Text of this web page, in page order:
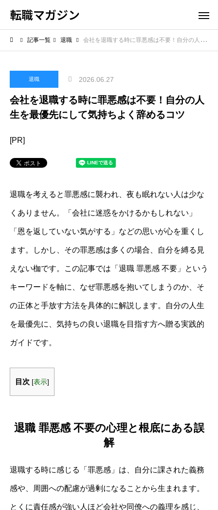
転職マガジン
記事一覧 退職 会社を退職する時に罪悪感は不要！自分の人生を最優先にして気持ちよく辞めるコツ
退職 2026.06.27
会社を退職する時に罪悪感は不要！自分の人
生を最優先にして気持ちよく辞めるコツ
[PR]
退職を考えると罪悪感に襲われ、夜も眠れない人は少な
くありません。「会社に迷惑をかけるかもしれない」
「恩を返していない気がする」などの思いが心を重くし
ます。しかし、その罪悪感は多くの場合、自分を縛る見
えない枷です。この記事では「退職 罪悪感 不要」という
キーワードを軸に、なぜ罪悪感を抱いてしまうのか、そ
の正体と手放す方法を具体的に解説します。自分の人生
を最優先に、気持ちの良い退職を目指す方へ贈る実践的
ガイドです。
目次 [表示]
退職 罪悪感 不要の心理と根底にある誤
解
退職する時に感じる「罪悪感」は、自分に課された義務
感や、周囲への配慮が過剰になることから生まれます。
とくに責任感が強い人ほど会社や同僚への義理を感じ、